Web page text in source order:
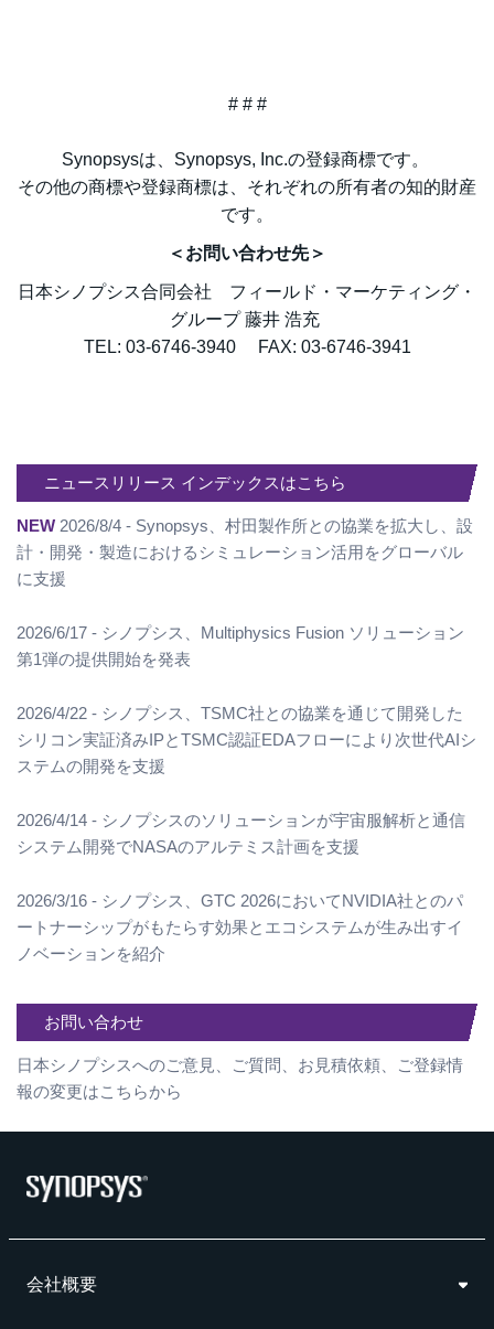
# # #
Synopsysは、Synopsys, Inc.の登録商標です。
その他の商標や登録商標は、それぞれの所有者の知的財産
です。
＜お問い合わせ先＞
日本シノプシス合同会社 フィールド・マーケティング・
グループ 藤井 浩充
TEL: 03-6746-3940 FAX: 03-6746-3941
ニュースリリース インデックスはこちら
NEW 2026/8/4 - Synopsys、村田製作所との協業を拡大し、設
計・開発・製造におけるシミュレーション活用をグローバル
に支援
2026/6/17 - シノプシス、Multiphysics Fusion ソリューション
第1弾の提供開始を発表
2026/4/22 - シノプシス、TSMC社との協業を通じて開発した
シリコン実証済みIPとTSMC認証EDAフローにより次世代AIシ
ステムの開発を支援
2026/4/14 - シノプシスのソリューションが宇宙服解析と通信
システム開発でNASAのアルテミス計画を支援
2026/3/16 - シノプシス、GTC 2026においてNVIDIA社とのパ
ートナーシップがもたらす効果とエコシステムが生み出すイ
ノベーションを紹介
お問い合わせ
日本シノプシスへのご意見、ご質問、お見積依頼、ご登録情
報の変更はこちらから
会社概要